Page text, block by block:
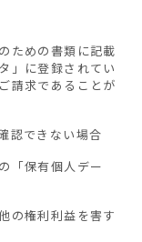
ための書類に記載
」に登録されてい
請求であることが
認できない場合
「保有個人デー
の権利利益を害す